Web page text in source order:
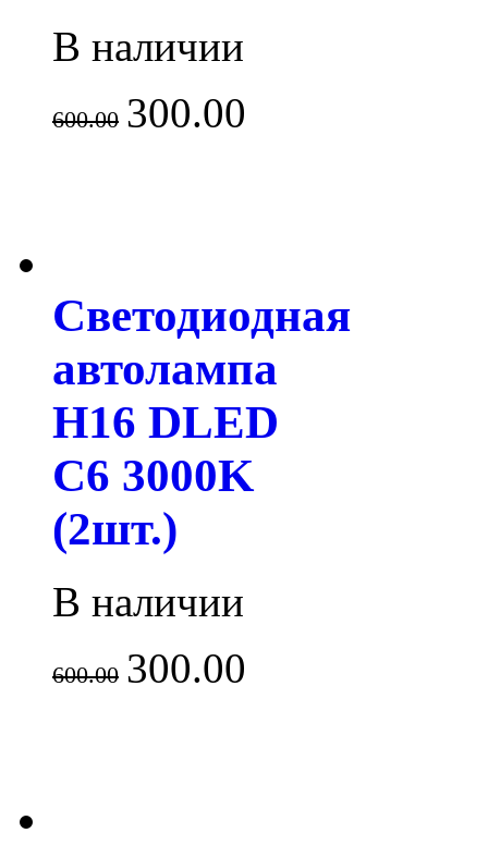
В наличии
600.00 300.00
Светодиодная
автолампа
H16 DLED
C6 3000K
(2шт.)
В наличии
600.00 300.00